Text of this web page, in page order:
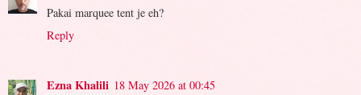
Pakai marquee tent je eh?
Reply
Ezna Khalili 18 May 2026 at 00:45